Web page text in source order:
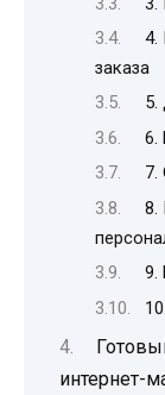
4.
заказа
5.
6.
7.
8.
9.
интернет-